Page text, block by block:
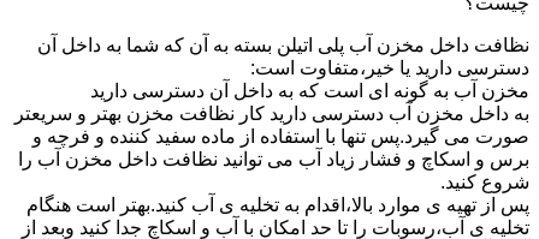
نظافت داخل مخزن آب پلی اتیلن بسته به آن که شما به داخل آن
دسترسی دارید یا خیر،متفاوت است:
مخزن آب به گونه ای است که به داخل آن دسترسی دارید
به داخل مخزن آب دسترسی دارید کار نظافت مخزن بهتر و سریعتر
صورت می گیرد.پس تنها با استفاده از ماده سفید کننده و فرچه و
برس و اسکاچ و فشار زیاد آب می توانید نظافت داخل مخزن آب را
شروع کنید.
پس از تهیه ی موارد بالا،اقدام به تخلیه ی آب کنید.بهتر است هنگام
تخلیه ی آب،رسوبات را تا حد امکان با آب و اسکاچ جدا کنید وبعد از